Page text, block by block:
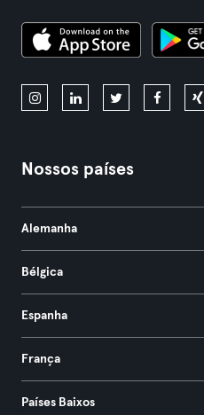
Nossos países
Alemanha
Bélgica
Espanha
França
Países Baixos